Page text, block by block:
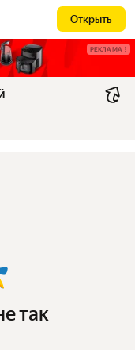
Открыть
РЕКЛАМА
так